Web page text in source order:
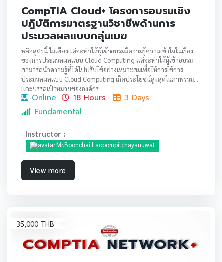
CompTIA Cloud+ โครงการอบรมเชิง
ปฎิบัติการมาตรฐานวิชาชีพด้านการ
ประมวลผลแบบกลุ่มเมฆ
หลักสูตรนี้ ไม่เพียงแต่จะทำให้ผู้เข้าอบรมมีความรู้ความเข้าใจในเรื่อง
ของการประมวลผลแบบ Cloud Computing แต่จะทำให้ผู้เข้าอบรม
สามารถนำความรู้ที่ได้ไปปรับใช้อย่างเหมาะสมเพื่อให้การใช้การ
ประมวลผลแบบ Cloud Computing เกิดประโยชน์สูงสุดในภาพรวม
และบรรลุเป้าหมายขององค์กร
Online 18 Hours.
3 Days.
Fundamental
Instructor :
Mr.Boonchai Laopornpitchayanuwat
View more
35,000 THB